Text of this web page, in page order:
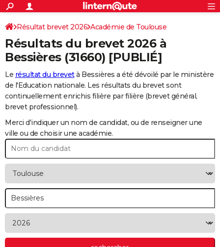
ACTUALITÉS
Politique
Société
Faits Divers
Education
Monde
Villes
+
SPORT
Coupe du monde 2026
Football
Tennis
Cyclisme
Rugby
Forum
CULTURE
FINANCE
Retraite
Impôts
Epargne
Immobilier
Risques naturels par ville
Banque
Assurance
Crédit
Essais
Réserver un essai
Citadines
Berlines
SUV
Forum auto
+
HIGH-TECH
Mobiles
Meilleur smartphone
Internet
Ordinateurs
Jeux vidéo
Guide high-tech
+
BRICOLAGE
Forum
Aménagement intérieur
Extérieur
Cuisine
Salle de bains
Jardinage
Rangement
WEEK-END
Guides de France
Escapades
Patrimoine
Expositions
Musées
Week-end nature
LIFESTYLE
Art de vivre
Bien-être
Loisirs
Mode
Modes de vie
+SANTE
Alimentation
Guide de la santé
Maladies
Médicaments
Sommeil
+VOYAGE
PHOTO
S'inscrire
Connexion
Résultat brevet 2026 Académie de Toulouse
Résultats du brevet 2026 à
Bessières(31660) [PUBLIÉ]
Le résultat du brevetà Bessières a été dévoilé par le ministère
de l'Education nationale. Les résultats du brevet sont
continuellement enrichis filière par filière (brevet général,
brevet professionnel).
Merci d'indiquer un nom de candidat, ou de renseigner une
ville ou de choisir une académie.